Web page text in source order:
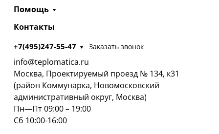
Помощь
Контакты
+7(495)247-55-47 Заказать звонок
info@teplomatica.ru
Москва, Проектируемый проезд № 134, к31
(район Коммунарка, Новомосковский
административный округ, Москва)
Пн—Пт 09:00 – 19:00
Сб 10:00-16:00